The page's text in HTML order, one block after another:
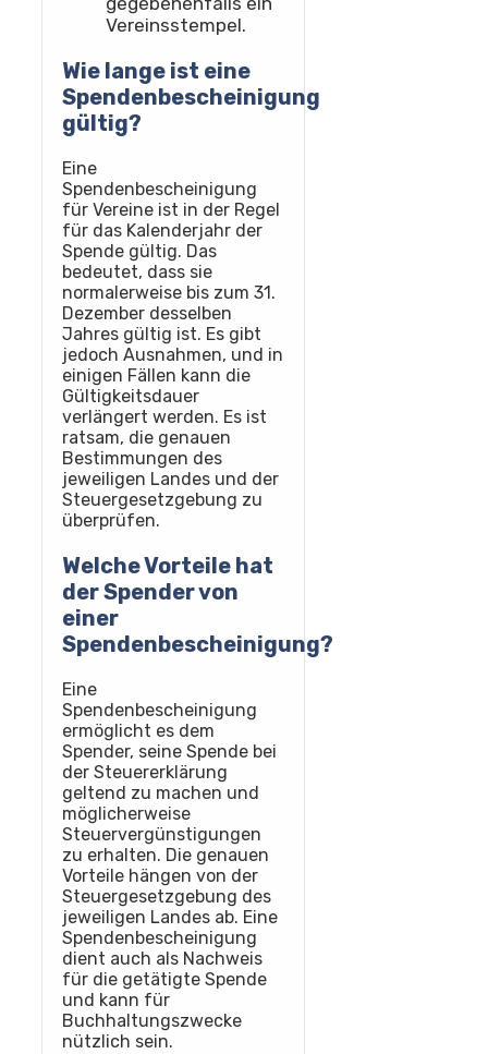
Vereinsstempel.
Wie lange ist eine
Spendenbescheinigung
gültig?
Eine
Spendenbescheinigung
für Vereine ist in der Regel
für das Kalenderjahr der
Spende gültig. Das
bedeutet, dass sie
normalerweise bis zum 31.
Dezember desselben
Jahres gültig ist. Es gibt
jedoch Ausnahmen, und in
einigen Fällen kann die
Gültigkeitsdauer
verlängert werden. Es ist
ratsam, die genauen
Bestimmungen des
jeweiligen Landes und der
Steuergesetzgebung zu
überprüfen.
Welche Vorteile hat
der Spender von
einer
Spendenbescheinigung?
Eine
Spendenbescheinigung
ermöglicht es dem
Spender, seine Spende bei
der Steuererklärung
geltend zu machen und
möglicherweise
Steuervergünstigungen
zu erhalten. Die genauen
Vorteile hängen von der
Steuergesetzgebung des
jeweiligen Landes ab. Eine
Spendenbescheinigung
dient auch als Nachweis
für die getätigte Spende
und kann für
Buchhaltungszwecke
nützlich sein.